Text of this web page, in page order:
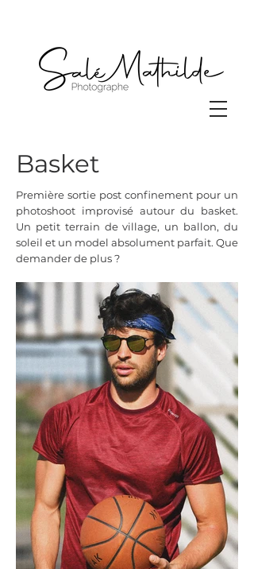
Basket
Première sortie post confinement pour un
photoshoot improvisé autour du basket.
Un petit terrain de village, un ballon, du
soleil et un model absolument parfait. Que
demander de plus ?